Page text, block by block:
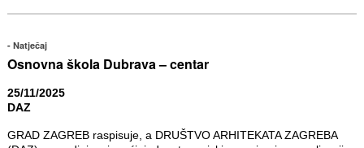
Natječaj
Osnovna škola Dubrava – centar
25/11/2025
DAZ
GRAD ZAGREB raspisuje, a DRUŠTVO ARHITEKATA ZAGREBA